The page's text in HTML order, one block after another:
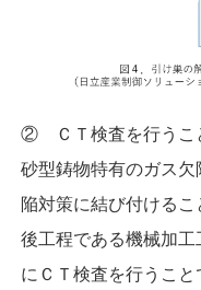
② ＣＴ検査を行うこ
砂型鋳物特有のガス
陥対策に結び付けるこ
後工程である機械加
にＣＴ検査を行うこ